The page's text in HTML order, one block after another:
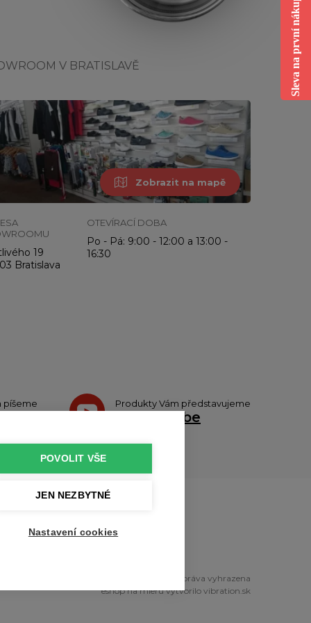
POVOLIT VŠE
JEN NEZBYTNÉ
Nastavení cookies
V BRATISLAVĚ
Zobrazit na mapě
19
Bratislava
OTEVÍRACÍ DOBA
Po - Pá: 9:00 - 12:00 a 13:00 -
16:30
píšeme Produkty Vám představujeme
Youtube
© 2010 - 2026 profikuchar.cz Všechna práva vyhrazena
eshop na mieruvytvorilo vibration.sk
Sleva na první nákup